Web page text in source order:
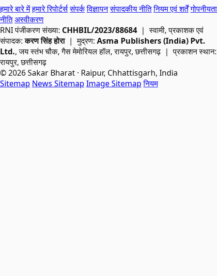
हमारे बारे मेंहमारे रिपोर्टर्ससंपर्कविज्ञापनसंपादकीय नीतिनियम एवं शर्तेंगोपनीयता
नीतिअस्वीकरण
RNIपंजीकरण संख्या: CHHBIL/2023/88684 | स्वामी, प्रकाशक एवं
संपादक:करण सिंह होरा| मुद्रण: Asma Publishers (India) Pvt.
Ltd., जय स्तंभ चौक, गैस मेमोरियल हॉल, रायपुर, छत्तीसगढ़ | प्रकाशन स्थान:
रायपुर, छत्तीसगढ़
© 2026 Sakar Bharat · Raipur, Chhattisgarh, India
Sitemap News Sitemap Image Sitemap नियम